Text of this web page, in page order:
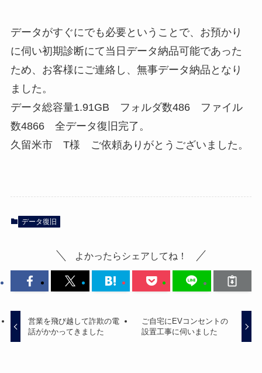
データがすぐにでも必要ということで、お預かり
に伺い初期診断にて当日データ納品可能であった
ため、お客様にご連絡し、無事データ納品となり
ました。
データ総容量1.91GB フォルダ数486 ファイル
数4866 全データ復旧完了。
久留米市 T様 ご依頼ありがとうございました。
データ復旧
よかったらシェアしてね！
営業を飛び越して詐欺の電
話がかかってきました
ご自宅にEVコンセントの
設置工事に伺いました